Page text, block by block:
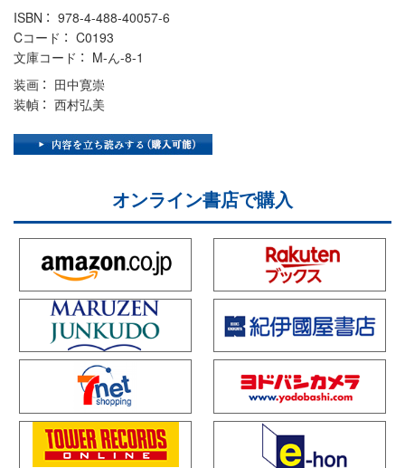
ISBN
978-4-488-40057-6
Cコード
C0193
文庫コード
M-ん-8-1
装画
田中寛崇
装幀
西村弘美
オンライン書店で購入